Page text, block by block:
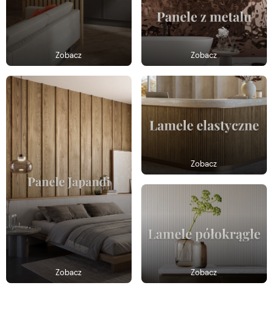
Zobacz Zobacz
Zobacz
Zobacz
Zobacz